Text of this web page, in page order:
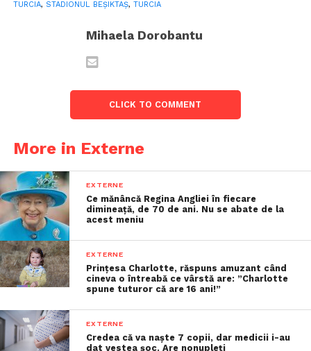
TURCIA, STADIONUL BEŞIKTAŞ, TURCIA
Mihaela Dorobantu
CLICK TO COMMENT
More in Externe
EXTERNE
Ce mănâncă Regina Angliei în fiecare
dimineață, de 70 de ani. Nu se abate de la
acest meniu
EXTERNE
Prințesa Charlotte, răspuns amuzant când
cineva o întreabă ce vârstă are: ”Charlotte
spune tuturor că are 16 ani!”
EXTERNE
Credea că va naște 7 copii, dar medicii i-au
dat vestea șoc. Are nonupleți